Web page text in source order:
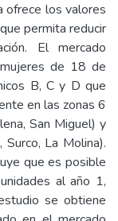
ofrece los valores
permita reducir
El mercado
de 18 de
B, C y D que
en las zonas 6
San Miguel) y
La Molina).
que es posible
al año 1,
se obtiene